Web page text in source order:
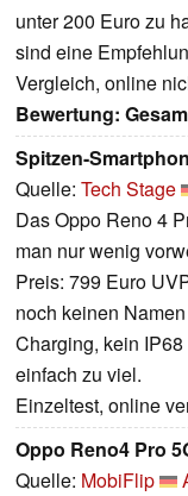
unter 200 Euro zu
sind eine
Vergleich, online
Bewertung:
Spitzen-
Quelle: Tech Stage
Das Oppo Reno 4
man nur wenig
Preis: 799 Euro
noch keinen
Charging, kein
einfach zu viel.
Einzeltest, online
Oppo Reno4 Pro
Quelle: MobiFlip